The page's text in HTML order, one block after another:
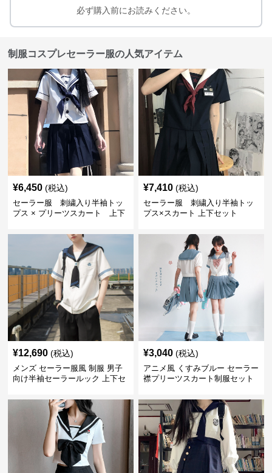
必ず購入前にお読みください。
制服コスプレセーラー服の人気アイテム
¥6,450 (税込)
セーラー服 刺繍入り半袖トッ
プス × プリーツスカート 上下
¥7,410 (税込)
セーラー服 刺繍入り半袖トッ
プス×スカート 上下セット
¥12,690 (税込)
メンズ セーラー服風 制服 男子
向け半袖セーラールック 上下セ
¥3,040 (税込)
アニメ風 くすみブルー セーラー
襟プリーツスカート制服セット